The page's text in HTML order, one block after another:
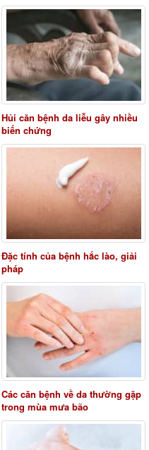
Hủi căn bệnh da liễu gây nhiều
biến chứng
Đặc tính của bệnh hắc lào, giải
pháp
Các căn bệnh về da thường gặp
trong mùa mưa bão